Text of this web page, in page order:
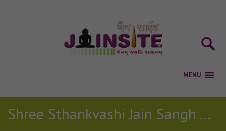
Shree Sthankvashi Jain Sangh – Chhipwad